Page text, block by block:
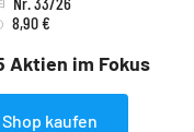
Aktien im Fokus
8,90 €
Shop kaufen